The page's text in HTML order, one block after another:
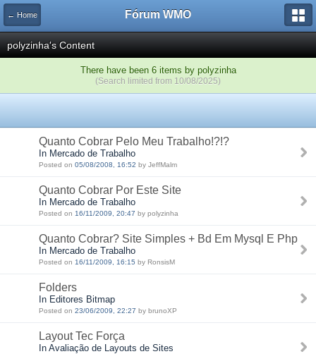
← Home Fórum WMO
polyzinha's Content
There have been 6 items by polyzinha
(Search limited from 10/08/2025)
Quanto Cobrar Pelo Meu Trabalho!?!?
In Mercado de Trabalho
Posted on 05/08/2008, 16:52 by JeffMalm
Quanto Cobrar Por Este Site
In Mercado de Trabalho
Posted on 16/11/2009, 20:47 by polyzinha
Quanto Cobrar? Site Simples + Bd Em Mysql E Php
In Mercado de Trabalho
Posted on 16/11/2009, 16:15 by RonsisM
Folders
In Editores Bitmap
Posted on 23/06/2009, 22:27 by brunoXP
Layout Tec Força
In Avaliação de Layouts de Sites